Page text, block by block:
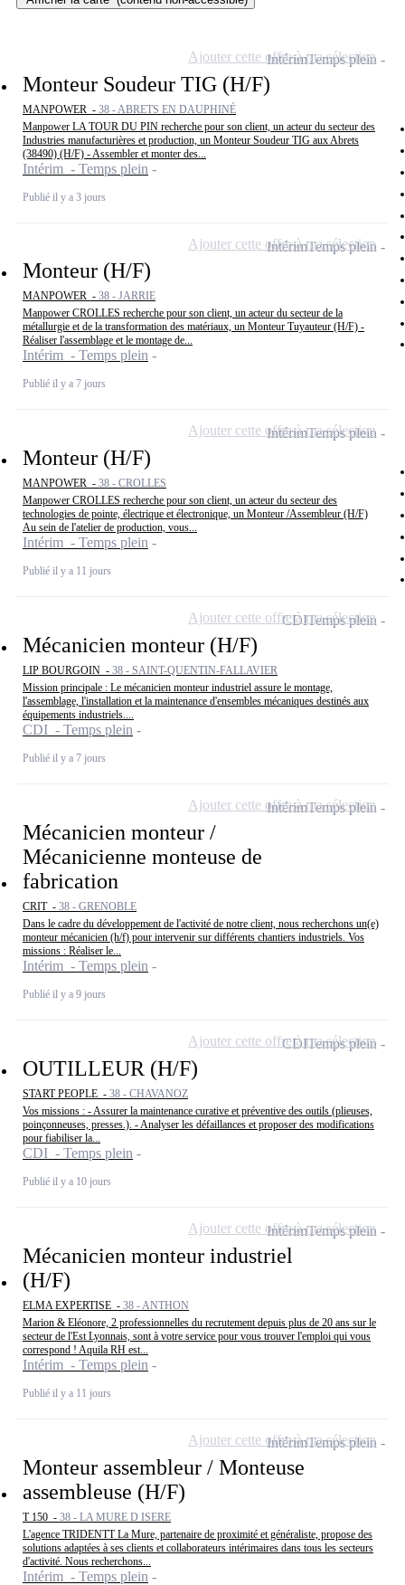
Monteur Soudeur TIG (H/F)
MANPOWER - 38 - ABRETS EN DAUPHINÉ
Manpower LA TOUR DU PIN recherche pour son client, un acteur du secteur des
Industries manufacturières et production, un Monteur Soudeur TIG aux Abrets
(38490) (H/F) - Assembler et monter des...
Intérim - Temps plein
Publié il y a 3 jours
IntérimTemps plein
Ajouter cette offre à ma sélection
Monteur (H/F)
MANPOWER - 38 - JARRIE
Manpower CROLLES recherche pour son client, un acteur du secteur de la
métallurgie et de la transformation des matériaux, un Monteur Tuyauteur (H/F) -
Réaliser l'assemblage et le montage de...
Intérim - Temps plein
Publié il y a 7 jours
IntérimTemps plein
Ajouter cette offre à ma sélection
Monteur (H/F)
MANPOWER - 38 - CROLLES
Manpower CROLLES recherche pour son client, un acteur du secteur des
technologies de pointe, électrique et électronique, un Monteur /Assembleur (H/F)
Au sein de l'atelier de production, vous...
Intérim - Temps plein
Publié il y a 11 jours
IntérimTemps plein
Ajouter cette offre à ma sélection
Mécanicien monteur (H/F)
LIP BOURGOIN - 38 - SAINT-QUENTIN-FALLAVIER
Mission principale : Le mécanicien monteur industriel assure le montage,
l'assemblage, l'installation et la maintenance d'ensembles mécaniques destinés aux
équipements industriels....
CDI - Temps plein
Publié il y a 7 jours
CDITemps plein
Ajouter cette offre à ma sélection
Mécanicien monteur /
Mécanicienne monteuse de
fabrication
CRIT - 38 - GRENOBLE
Dans le cadre du développement de l'activité de notre client, nous recherchons un(e)
monteur mécanicien (h/f) pour intervenir sur différents chantiers industriels. Vos
missions : Réaliser le...
Intérim - Temps plein
Publié il y a 9 jours
IntérimTemps plein
Ajouter cette offre à ma sélection
OUTILLEUR (H/F)
START PEOPLE - 38 - CHAVANOZ
Vos missions : - Assurer la maintenance curative et préventive des outils (plieuses,
poinçonneuses, presses.). - Analyser les défaillances et proposer des modifications
pour fiabiliser la...
CDI - Temps plein
Publié il y a 10 jours
CDITemps plein
Ajouter cette offre à ma sélection
Mécanicien monteur industriel
(H/F)
ELMA EXPERTISE - 38 - ANTHON
Marion & Eléonore, 2 professionnelles du recrutement depuis plus de 20 ans sur le
secteur de l'Est Lyonnais, sont à votre service pour vous trouver l'emploi qui vous
correspond ! Aquila RH est...
Intérim - Temps plein
Publié il y a 11 jours
IntérimTemps plein
Ajouter cette offre à ma sélection
Monteur assembleur / Monteuse
assembleuse (H/F)
T 150 - 38 - LA MURE D ISERE
L'agence TRIDENTT La Mure, partenaire de proximité et généraliste, propose des
solutions adaptées à ses clients et collaborateurs intérimaires dans tous les secteurs
d'activité. Nous recherchons...
Intérim - Temps plein
IntérimTemps plein
Ajouter cette offre à ma sélection